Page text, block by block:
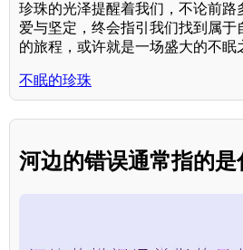
珍珠的光泽提醒着我们，不论前路
爱与坚定，终会指引我们找到属于
的旅程，或许就是一场盛大的不眠
不眠的珍珠
河边的错误通常指的是